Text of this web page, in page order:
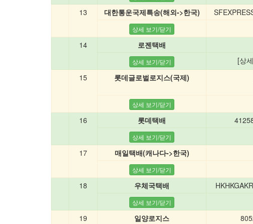
13
대한통운국제특송(해외->한국)
14
로젠택배
[상
15
롯데글로벌로지스(국제)
16
롯데택배
17
매일택배(캐나다->한국)
18
우체국택배
19
일양로지스